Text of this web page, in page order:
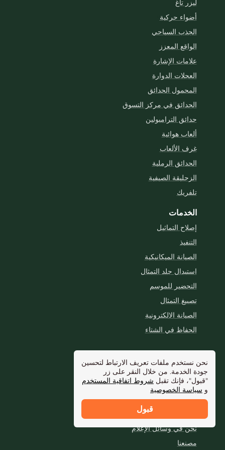
نحن نستخدم ملفات تعريف الارتباط لتحسين
جودة الخدمة. من خلال النقر على زر
"قبول"، فإنك تقبل شروط اتفاقية المستخدم
و سياسة الخصوصية
قبول
ليزر تاغ
أضواء حركية
الجذب السياحي
الواقع المعزز
علامات الإشارة
العجلات الدوارة
المحمول الحدائق
الحدائق في مركز التسوق
حدائق الترامبولين
ألعاب هوائية
غرف الألعاب
الحدائق الرملية
الزحليقة الصيفية
تلفريك
الخدمات
إصلاح التماثيل
التنفيذ
الصيانة الميكانيكية
استبدال جلد التمثال
التحضير للموسم
تصبيغ التمثال
الصيانة الالكترونية
الحفاظ في الشتاء
عن الشركة
التعاون
جهات الاتصال
التفاصيل المصرفية
نحن في وسائل الإعلام
مصنعنا